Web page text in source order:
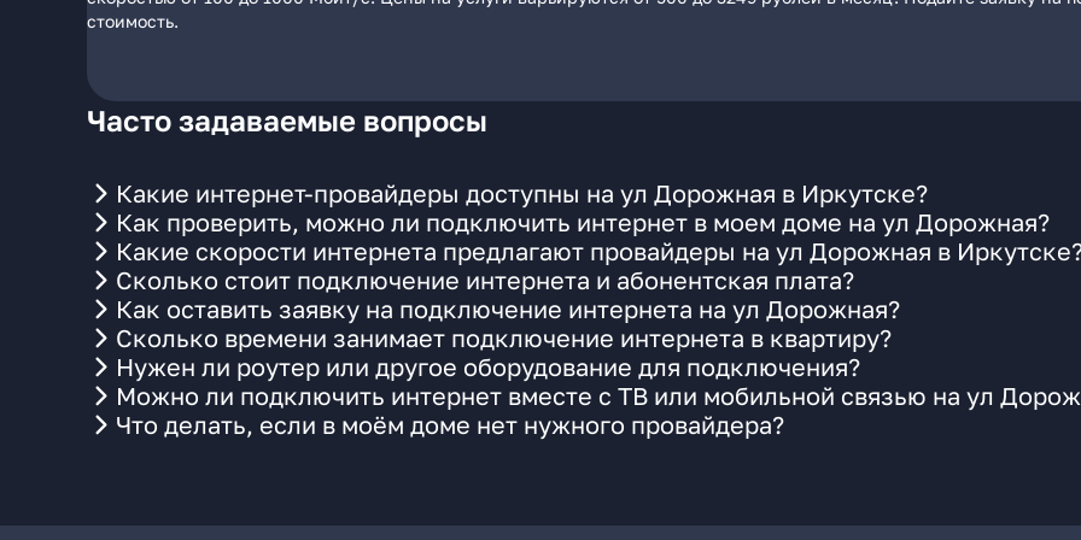
стоимость.
Часто задаваемые вопросы
Какие интернет-провайдеры доступны на ул Дорожная в Иркутске?
Как проверить, можно ли подключить интернет в моем доме на ул Дорожная?
Какие скорости интернета предлагают провайдеры на ул Дорожная в
Сколько стоит подключение интернета и абонентская плата?
Как оставить заявку на подключение интернета на ул Дорожная?
Сколько времени занимает подключение интернета в квартиру?
Нужен ли роутер или другое оборудование для подключения?
Можно ли подключить интернет вместе с ТВ или мобильной связью на ул
Что делать, если в моём доме нет нужного провайдера?